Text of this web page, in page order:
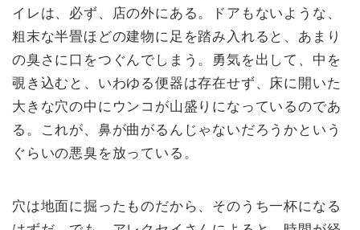
イレは、必ず、店の外にある。ドアもないような、
粗末な半畳ほどの建物に足を踏み入れると、あまり
の臭さに口をつぐんでしまう。勇気を出して、中を
覗き込むと、いわゆる便器は存在せず、床に開いた
大きな穴の中にウンコが山盛りになっているのであ
る。これが、鼻が曲がるんじゃないだろうかという
ぐらいの悪臭を放っている。
穴は地面に掘ったものだから、そのうち一杯になる